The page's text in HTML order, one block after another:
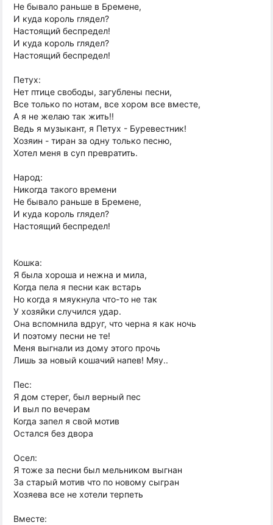
Не бывало раньше в Бремене,
И куда король глядел?
Настоящий беспредел!
И куда король глядел?
Настоящий беспредел!
Петух:
Нет птице свободы, загублены песни,
Все только по нотам, все хором все вместе,
А я не желаю так жить!!
Ведь я музыкант, я Петух - Буревестник!
Хозяин - тиран за одну только песню,
Хотел меня в суп превратить.
Народ:
Никогда такого времени
Не бывало раньше в Бремене,
И куда король глядел?
Настоящий беспредел!
Кошка:
Я была хороша и нежна и мила,
Когда пела я песни как встарь
Но когда я мяукнула что-то не так
У хозяйки случился удар.
Она вспомнила вдруг, что черна я как ночь
И поэтому песни не те!
Меня выгнали из дому этого прочь
Лишь за новый кошачий напев! Мяу..
Пес:
Я дом стерег, был верный пес
И выл по вечерам
Когда запел я свой мотив
Остался без двора
Осел:
Я тоже за песни был мельником выгнан
За старый мотив что по новому сыгран
Хозяева все не хотели терпеть
Вместе: